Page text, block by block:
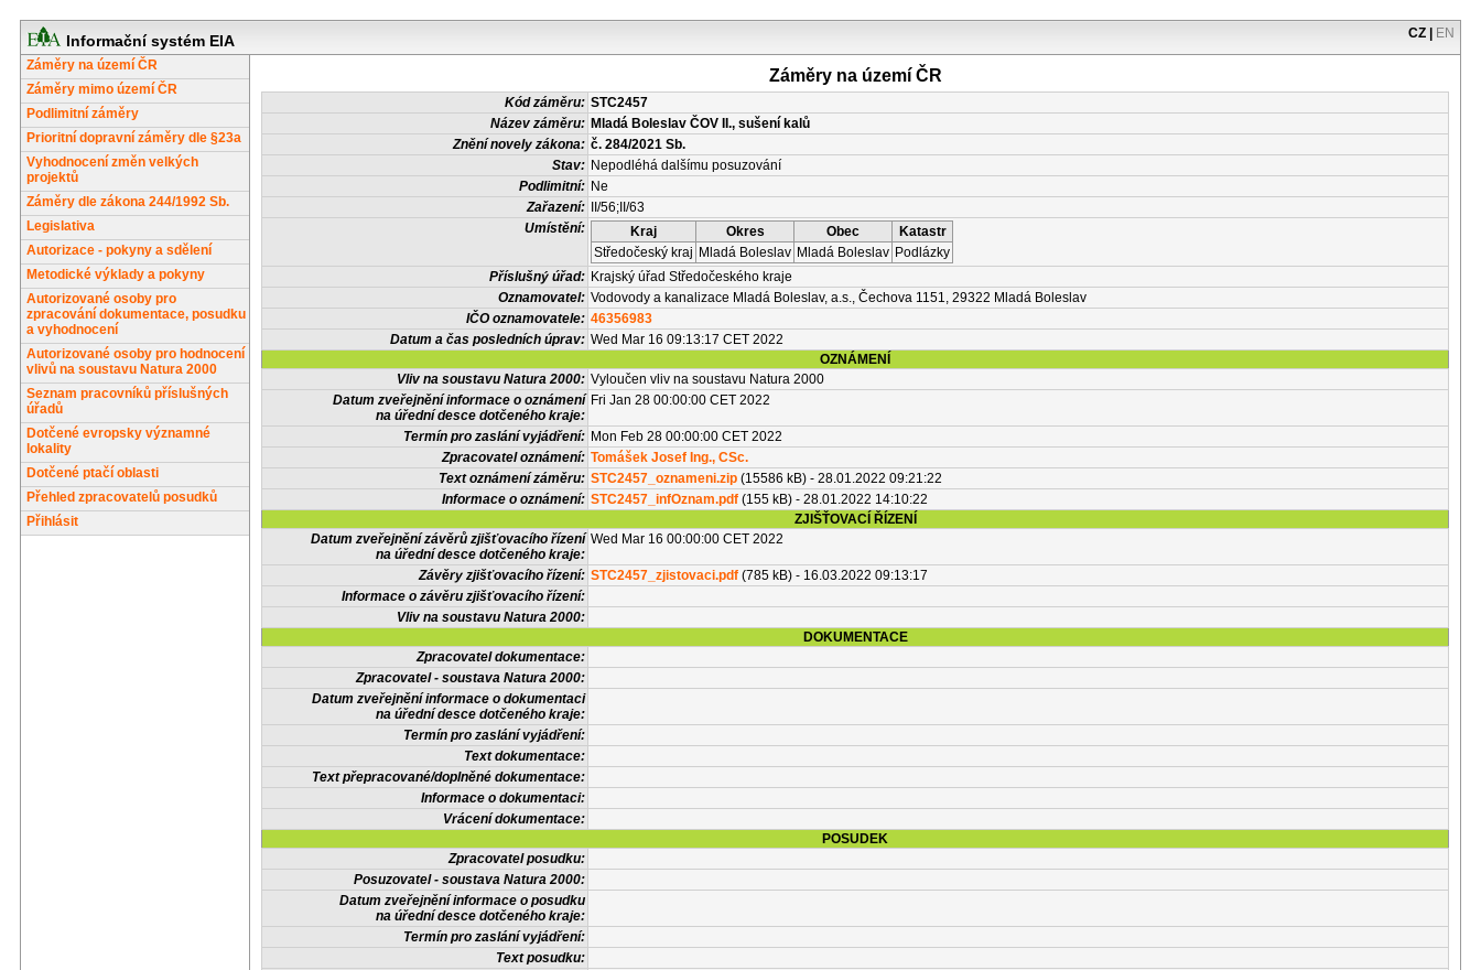
Informační systém EIA CZ EN
Záměry na území ČR
Záměry mimo území ČR
Podlimitní záměry
Prioritní dopravní záměry dle §23a
Vyhodnocení změn velkých
projektů
Záměry dle zákona 244/1992 Sb.
Legislativa
Autorizace - pokyny a sdělení
Metodické výklady a pokyny
Autorizované osoby pro
zpracování dokumentace, posudku
a vyhodnocení
Autorizované osoby pro hodnocení
vlivů na soustavu Natura 2000
Seznam pracovníků příslušných
úřadů
Dotčené evropsky významné
lokality
Dotčené ptačí oblasti
Přehled zpracovatelů posudků
Přihlásit
Záměry na území ČR
Kód záměru: STC2457
Název záměru: Mladá Boleslav ČOV II., sušení kalů
Znění novely zákona: č. 284/2021 Sb.
Stav: Nepodléhá dalšímu posuzování
Podlimitní: Ne
Zařazení:
II/56;II/63
Umístění:
Kraj Okres Obec
Katastr
Středočeský kraj Mladá Boleslav Mladá Boleslav Podlázky
Příslušný úřad: Krajský úřad Středočeského kraje
Oznamovatel: Vodovody a kanalizace Mladá Boleslav, a.s., Čechova 1151, 29322 Mladá Boleslav
IČO oznamovatele: 46356983
Datum a čas posledních úprav: Wed Mar 16 09:13:17 CET 2022
OZNÁMENÍ
Vliv na soustavu Natura 2000: Vyloučen vliv na soustavu Natura 2000
Datum zveřejnění informace o oznámení
na úřední desce dotčeného kraje:
Fri Jan 28 00:00:00 CET 2022
Termín pro zaslání vyjádření: Mon Feb 28 00:00:00 CET 2022
Zpracovatel oznámení: Tomášek Josef Ing., CSc.
Text oznámení záměru: STC2457_oznameni.zip (15586 kB) - 28.01.2022 09:21:22
Informace o oznámení: STC2457_infOznam.pdf (155 kB) - 28.01.2022 14:10:22
ZJIŠŤOVACÍ ŘÍZENÍ
Datum zveřejnění závěrů zjišťovacího řízení
na úřední desce dotčeného kraje:
Wed Mar 16 00:00:00 CET 2022
Závěry zjišťovacího řízení: STC2457_zjistovaci.pdf (785 kB) - 16.03.2022 09:13:17
Informace o závěru zjišťovacího řízení:
Vliv na soustavu Natura 2000:
DOKUMENTACE
Zpracovatel dokumentace:
Zpracovatel - soustava Natura 2000:
Datum zveřejnění informace o dokumentaci
na úřední desce dotčeného kraje:
Termín pro zaslání vyjádření:
Text dokumentace:
Text přepracované/doplněné dokumentace:
Informace o dokumentaci:
Vrácení dokumentace:
POSUDEK
Zpracovatel posudku:
Posuzovatel - soustava Natura 2000:
Datum zveřejnění informace o posudku
na úřední desce dotčeného kraje:
Termín pro zaslání vyjádření:
Text posudku: